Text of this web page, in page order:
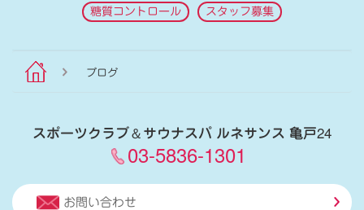
糖質コントロール スタッフ募集
ブログ
スポーツクラブ＆サウナスパ ルネサンス 亀戸24
03-5836-1301
お問い合わせ